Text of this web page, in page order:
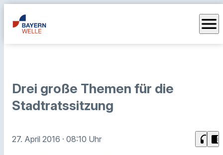
menu
Drei große Themen für die
Stadtratssitzung
27. April 2016 · 08:10 Uhr headphones chrome_reader_mode